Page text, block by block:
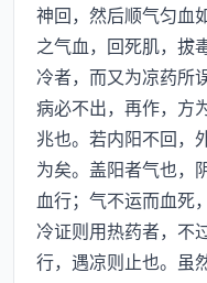
神回，然后顺气匀血
之气血，回死肌，拔
冷者，而又为凉药所
病必不出，再作，方
兆也。若内阳不回，
为矣。盖阳者气也，
血行；气不运而血死
冷证则用热药者，不
行，遇凉则止也。虽